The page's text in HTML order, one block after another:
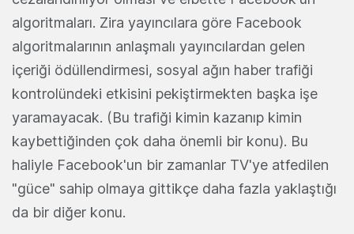
algoritmaları. Zira yayıncılara göre Facebook
algoritmalarının anlaşmalı yayıncılardan gelen
içeriği ödüllendirmesi, sosyal ağın haber trafiği
kontrolündeki etkisini pekiştirmekten başka işe
yaramayacak. (Bu trafiği kimin kazanıp kimin
kaybettiğinden çok daha önemli bir konu). Bu
haliyle Facebook'un bir zamanlar TV'ye atfedilen
"güce" sahip olmaya gittikçe daha fazla yaklaştığı
da bir diğer konu.